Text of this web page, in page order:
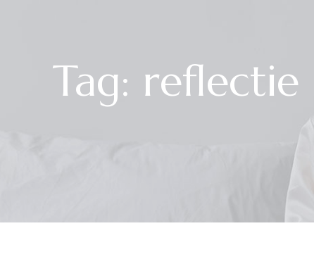
Tag: reflectie